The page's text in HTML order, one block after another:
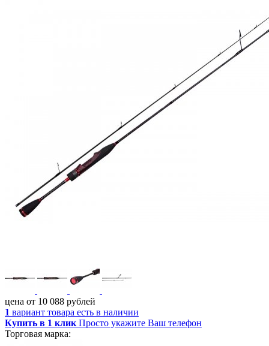
цена от 10 088 рублей
1 вариант товара есть в наличии
Купить в 1 клик Просто укажите Ваш телефон
Торговая марка: